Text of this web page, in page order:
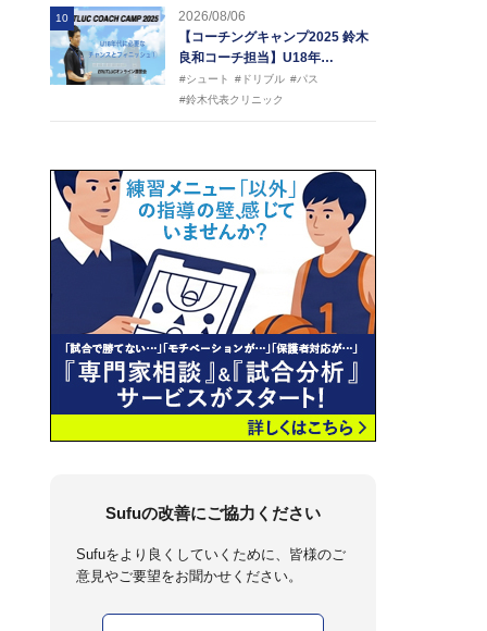
10
2026/08/06
【コーチングキャンプ2025 鈴木
良和コーチ担当】U18年…
#シュート #ドリブル #パス
#鈴木代表クリニック
Sufuの改善にご協力ください
Sufuをより良くしていくために、皆様のご
意見やご要望をお聞かせください。